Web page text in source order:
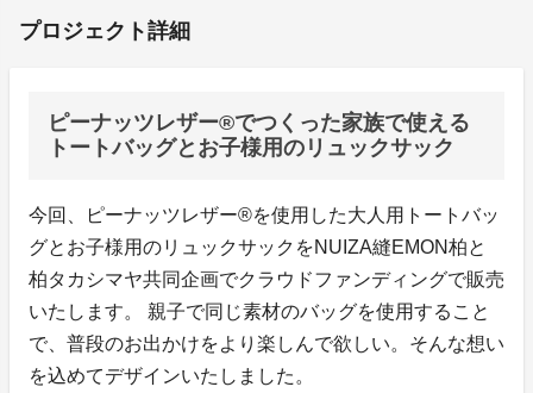
プロジェクト詳細
ピーナッツレザー®でつくった家族で使える
トートバッグとお子様用のリュックサック
今回、ピーナッツレザー®を使用した大人用トートバッ
グとお子様用のリュックサックをNUIZA縫EMON柏と
柏タカシマヤ共同企画でクラウドファンディングで販売
いたします。 親子で同じ素材のバッグを使用すること
で、普段のお出かけをより楽しんで欲しい。そんな想い
を込めてデザインいたしました。